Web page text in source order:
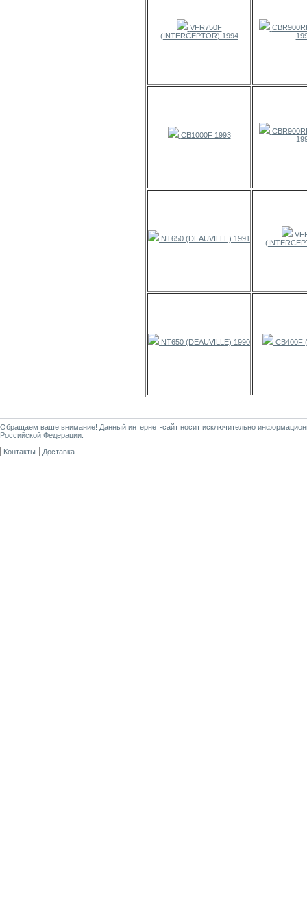
VFR750F
(INTERCEPTOR) 1994
CB1000F 1993
NT650 (DEAUVILLE) 1991
NT650 (DEAUVILLE) 1990 CB400F
Обращаем ваше внимание! Данный интернет-сайт носит исключительно
Российской Федерации.
Контакты
Доставка